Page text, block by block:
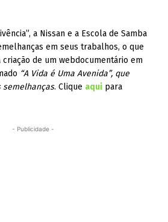
a Nissan e a Escola de Samba
em seus trabalhos, o que
de um webdocumentário em
“A Vida é Uma Avenida”, que
. Clique aqui para
- Publicidade -